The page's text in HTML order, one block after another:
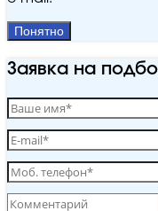
Понятно
Заявка на